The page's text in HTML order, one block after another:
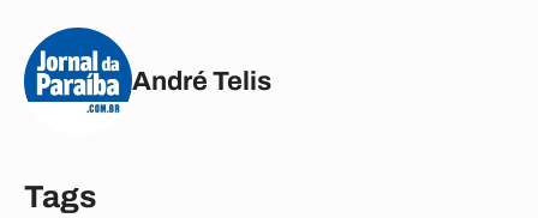
André Telis
Tags